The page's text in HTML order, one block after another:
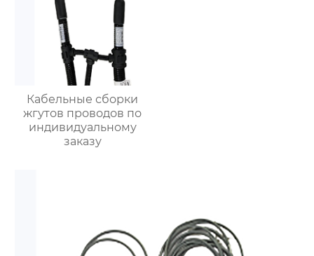
Кабельные сборки
жгутов проводов по
индивидуальному
заказу